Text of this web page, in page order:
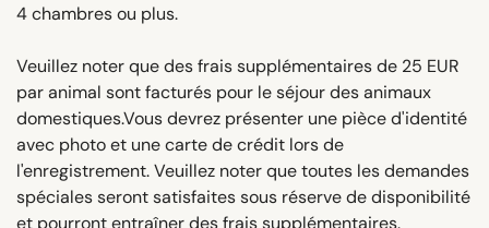
4 chambres ou plus.
Veuillez noter que des frais supplémentaires de 25 EUR
par animal sont facturés pour le séjour des animaux
domestiques.Vous devrez présenter une pièce d'identité
avec photo et une carte de crédit lors de
l'enregistrement. Veuillez noter que toutes les demandes
spéciales seront satisfaites sous réserve de disponibilité
et pourront entraîner des frais supplémentaires.